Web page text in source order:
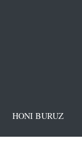
HONI BURUZ